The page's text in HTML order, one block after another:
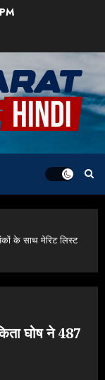
के साथ मेरिट लिस्ट
घोष ने 487